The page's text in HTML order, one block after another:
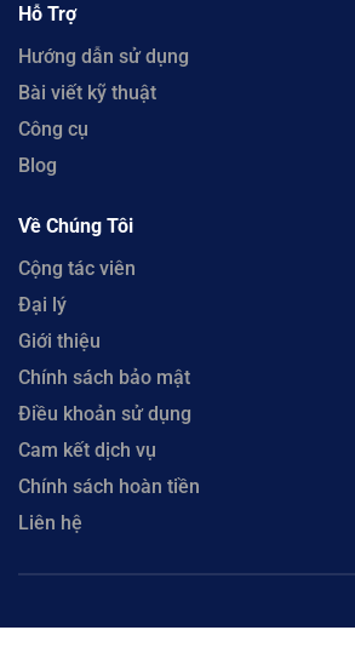
Hỗ Trợ
Hướng dẫn sử dụng
Bài viết kỹ thuật
Công cụ
Blog
Về Chúng Tôi
Cộng tác viên
Đại lý
Giới thiệu
Chính sách bảo mật
Điều khoản sử dụng
Cam kết dịch vụ
Chính sách hoàn tiền
Liên hệ